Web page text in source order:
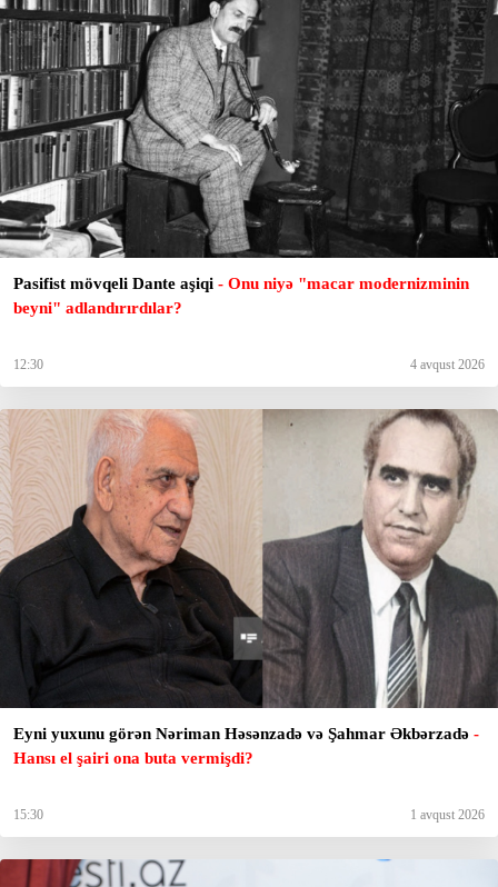
Pasifist mövqeli Dante aşiqi - Onu niyə "macar modernizminin
beyni" adlandırırdılar?
12:30 4 avqust 2026
Eyni yuxunu görən Nəriman Həsənzadə və Şahmar Əkbərzadə -
Hansı el şairi ona buta vermişdi?
15:30 1 avqust 2026